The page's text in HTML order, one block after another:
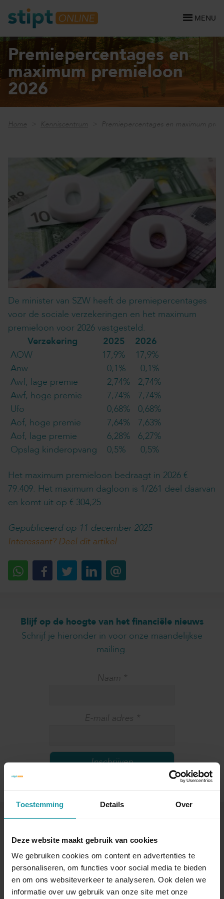
Toestemming Details Over
Deze website maakt gebruik van cookies
We gebruiken cookies om content en advertenties te
personaliseren, om functies voor social media te bieden
en om ons websiteverkeer te analyseren. Ook delen we
informatie over uw gebruik van onze site met onze
MENU
Premiepercentages en
maximum premieloon
2026
Home Kenniscentrum Premiepercentages en maximum
De minister van SZW heeft de premiepercentages
voor de sociale verzekeringen en het maximum
premieloon voor 2026 vastgesteld.
Verzekering
2025
2026
AOW
17,9%
17,9%
Anw
0,1%
0,1%
Awf, lage premie
2,74% 2,74%
Awf, hoge premie
7,74% 7,74%
Ufo
0,68% 0,68%
Aof, hoge premie
7,64% 7,63%
Aof, lage premie
6,28% 6,27%
Opslag kinderopvang 0,5% 0,5%
Het maximum premieloon bedraagt in 2026 €
79.409. Het maximum dagloon is 1/261 deel daarvan
en komt uit op € 304,25.
Gepubliceerd op 11 december 2025
Interessant? Deel dit artikel
Blijf op de hoogte van het financiële nieuws
Schrijf je hieronder in voor onze maandelijkse
mailing.
Naam *
E-mail adres *